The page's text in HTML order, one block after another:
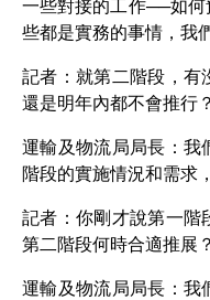
一些對接的工作──如何
些都是實務的事情，我
記者：就第二階段，有
還是明年內都不會推行
運輸及物流局局長：我
階段的實施情況和需求
記者：你剛才說第一階
第二階段何時合適推展？
運輸及物流局局長：我